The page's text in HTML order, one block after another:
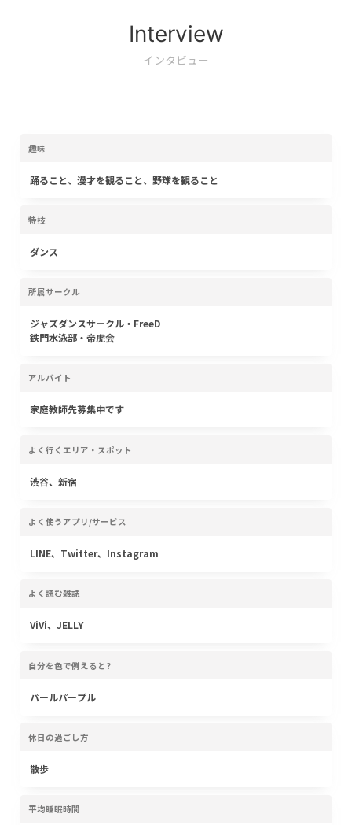
Interview
インタビュー
趣味
踊ること、漫才を観ること、野球を観ること
特技
ダンス
所属サークル
ジャズダンスサークル・FreeD
鉄門水泳部・帝虎会
アルバイト
家庭教師先募集中です
よく行くエリア・スポット
渋谷、新宿
よく使うアプリ/サービス
LINE、Twitter、Instagram
よく読む雑誌
ViVi、JELLY
自分を色で例えると?
パールパープル
休日の過ごし方
散歩
平均睡眠時間